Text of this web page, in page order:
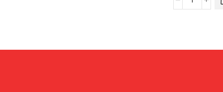
Grădină
Cantitate
unelte,